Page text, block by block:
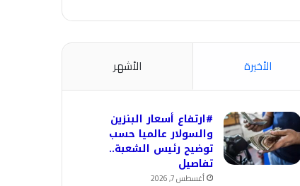
الأخيرة الأشهر
#ارتفاع أسعار البنزين
والسولار عالميا حسب
توضيح رئيس الشعبة..
تفاصيل
أغسطس 7, 2026